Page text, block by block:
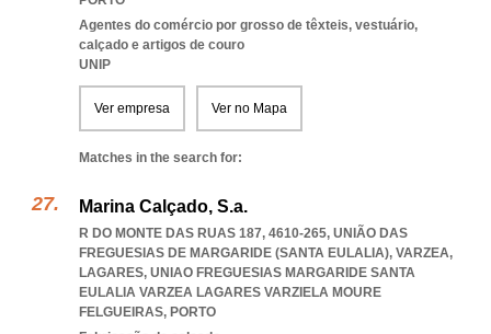
Agentes do comércio por grosso de têxteis, vestuário,
calçado e artigos de couro
UNIP
Ver empresa Ver no Mapa
Matches in the search for:
Marina Calçado, S.a.
R DO MONTE DAS RUAS 187, 4610-265, UNIÃO DAS
FREGUESIAS DE MARGARIDE (SANTA EULALIA), VARZEA,
LAGARES, UNIAO FREGUESIAS MARGARIDE SANTA
EULALIA VARZEA LAGARES VARZIELA MOURE
FELGUEIRAS, PORTO